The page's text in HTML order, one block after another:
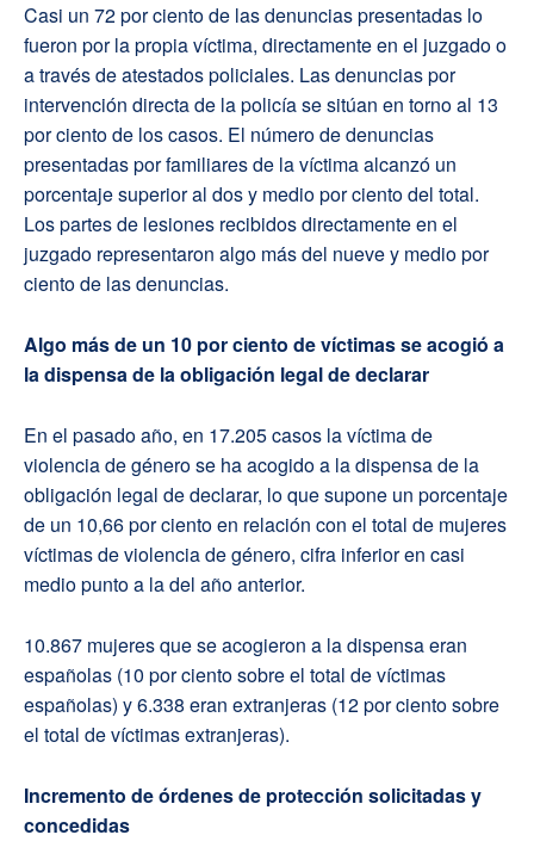
Casi un 72 por ciento de las denuncias presentadas lo
fueron por la propia víctima, directamente en el juzgado o
a través de atestados policiales. Las denuncias por
intervención directa de la policía se sitúan en torno al 13
por ciento de los casos. El número de denuncias
presentadas por familiares de la víctima alcanzó un
porcentaje superior al dos y medio por ciento del total.
Los partes de lesiones recibidos directamente en el
juzgado representaron algo más del nueve y medio por
ciento de las denuncias.
Algo más de un 10 por ciento de víctimas se acogió a
la dispensa de la obligación legal de declarar
En el pasado año, en 17.205 casos la víctima de
violencia de género se ha acogido a la dispensa de la
obligación legal de declarar, lo que supone un porcentaje
de un 10,66 por ciento en relación con el total de mujeres
víctimas de violencia de género, cifra inferior en casi
medio punto a la del año anterior.
10.867 mujeres que se acogieron a la dispensa eran
españolas (10 por ciento sobre el total de víctimas
españolas) y 6.338 eran extranjeras (12 por ciento sobre
el total de víctimas extranjeras).
Incremento de órdenes de protección solicitadas y
concedidas